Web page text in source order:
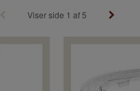
Viser side 1 af 5